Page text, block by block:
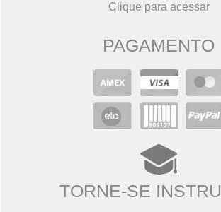
Clique para acessar
PAGAMENTO
TORNE-SE